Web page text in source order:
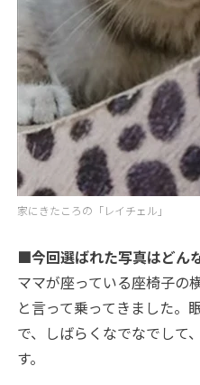
家にきたころの「レイチェル」
■今回選ばれた写真はどん
ママが座っている座椅子の
と言って乗ってきました。
で、しばらくなでなでして
す。